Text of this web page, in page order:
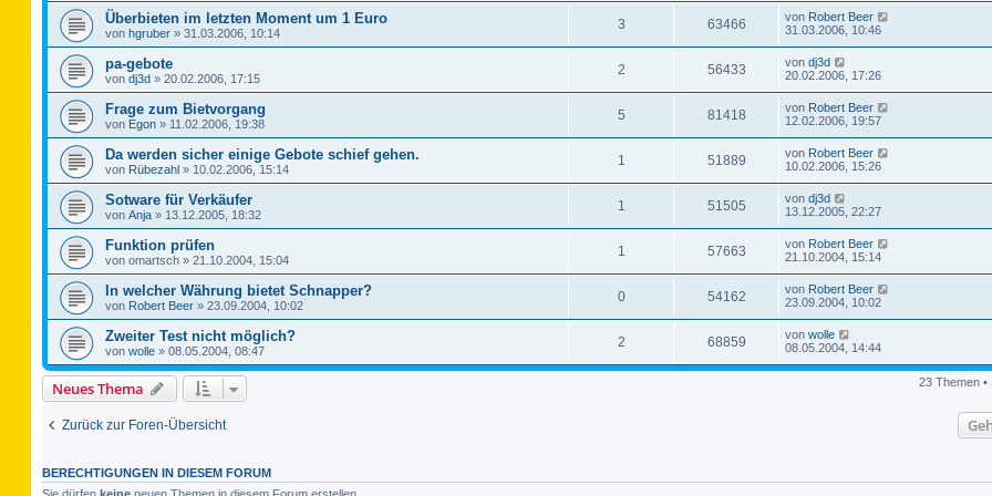
Überbieten im letzten Moment um 1 Euro
von hgruber » 31.03.2006, 10:14
3 63466 von Robert Beer
31.03.2006, 10:46
pa-gebote
von dj3d » 20.02.2006, 17:15
2 56433 von dj3d
20.02.2006, 17:26
Frage zum Bietvorgang
von Egon » 11.02.2006, 19:38
5 81418 von Robert Beer
12.02.2006, 19:57
Da werden sicher einige Gebote schief gehen.
von Rübezahl » 10.02.2006, 15:14
1 51889 von Robert Beer
10.02.2006, 15:26
Sotware für Verkäufer
von Anja » 13.12.2005, 18:32
1 51505 von dj3d
13.12.2005, 22:27
Funktion prüfen
von omartsch » 21.10.2004, 15:04
1 57663 von Robert Beer
21.10.2004, 15:14
In welcher Währung bietet Schnapper?
von Robert Beer » 23.09.2004, 10:02
0 54162 von Robert Beer
23.09.2004, 10:02
Zweiter Test nicht möglich?
von wolle » 08.05.2004, 08:47
2 68859 von wolle
08.05.2004, 14:44
Neues Thema 23 Themen •
Zurück zur Foren-Übersicht
BERECHTIGUNGEN IN DIESEM FORUM